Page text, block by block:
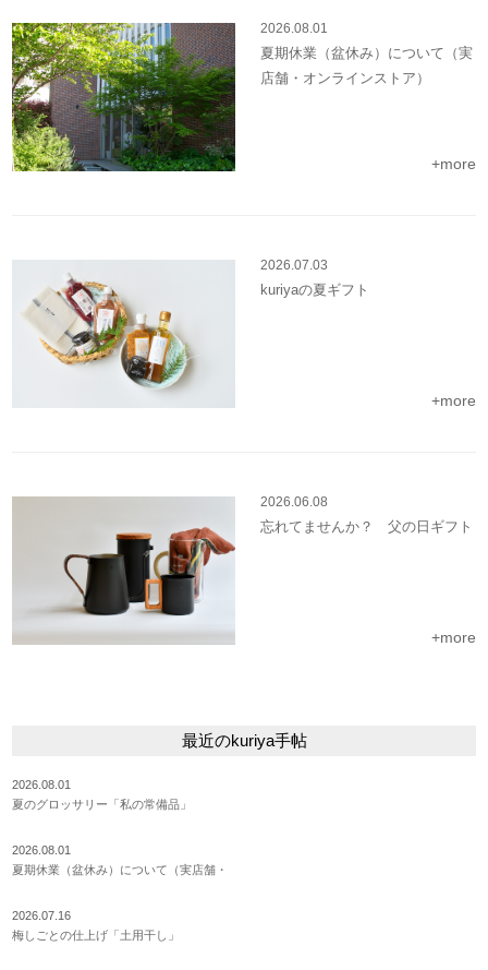
2026.08.01
夏期休業（盆休み）について（実
店舗・オンラインストア）
+more
2026.07.03
kuriyaの夏ギフト
+more
2026.06.08
忘れてませんか？ 父の日ギフト
+more
最近のkuriya手帖
2026.08.01
夏のグロッサリー「私の常備品」
2026.08.01
夏期休業（盆休み）について（実店舗・
2026.07.16
梅しごとの仕上げ「土用干し」